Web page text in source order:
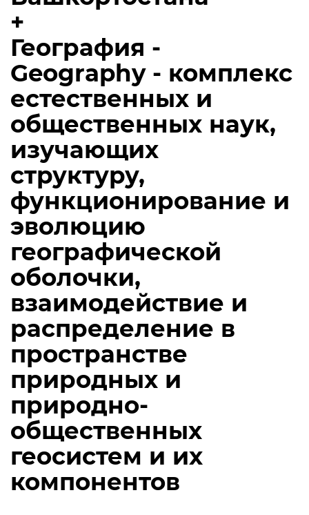
+
География -
Geography - комплекс
естественных и
общественных наук,
изучающих
структуру,
функционирование и
эволюцию
географической
оболочки,
взаимодействие и
распределение в
пространстве
природных и
природно-
общественных
геосистем и их
компонентов